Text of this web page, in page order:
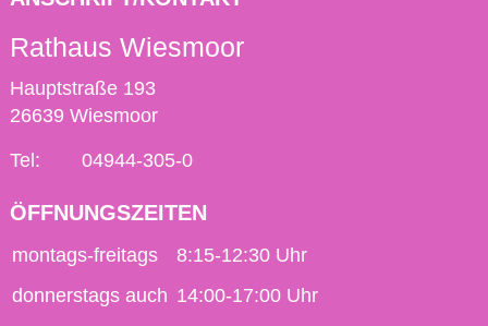
Rathaus Wiesmoor
Hauptstraße 193
26639 Wiesmoor
Tel: 04944-305-0
ÖFFNUNGSZEITEN
montags-freitags
8:15-12:30 Uhr
donnerstags auch 14:00-17:00 Uhr